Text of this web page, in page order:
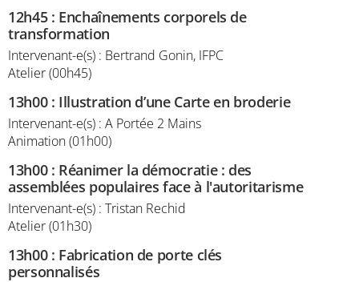
12h45: Enchaînements corporels de
transformation
Intervenant-e(s) : Bertrand Gonin, IFPC
Atelier (00h45)
13h00: Illustration d’une Carte en broderie
Intervenant-e(s) : A Portée 2 Mains
Animation (01h00)
13h00: Réanimer la démocratie : des
assemblées populaires face à l'autoritarisme
Intervenant-e(s) : Tristan Rechid
Atelier (01h30)
13h00: Fabrication de porte clés
personnalisés